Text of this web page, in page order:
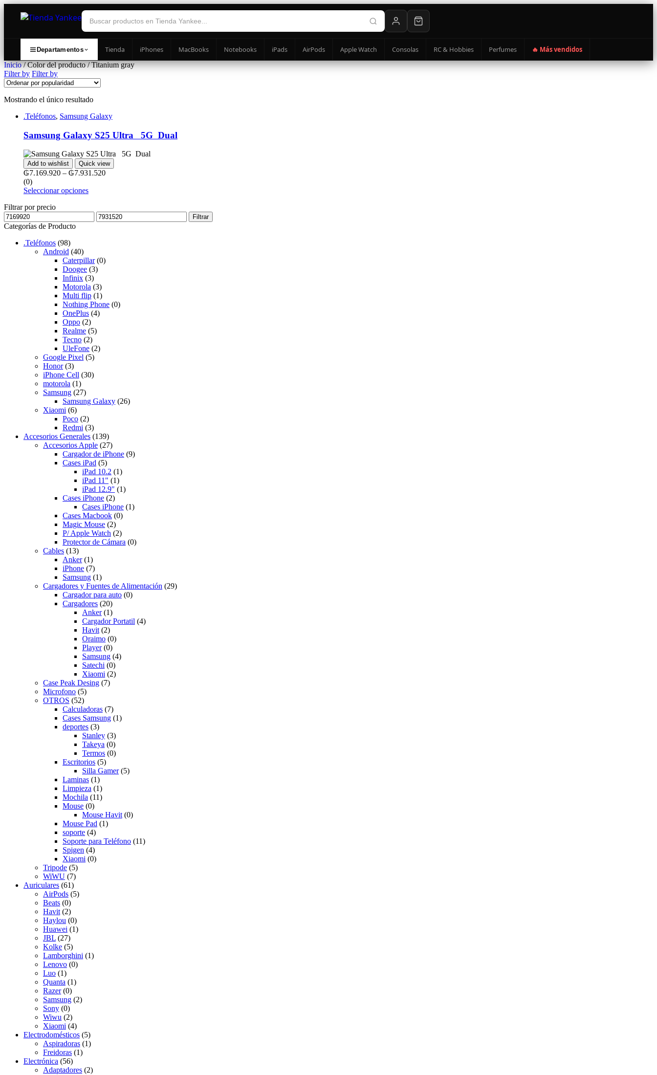
Departamentos Tienda iPhones MacBooks Notebooks iPads AirPods Apple Watch Consolas RC & Hobbies Perfumes 🔥 Más vendidos
Inicio/ Color del producto / Titanium gray
Filter by Filter by
Mostrando el único resultado
.Teléfonos, Samsung Galaxy
Samsung Galaxy S25 Ultra ‎ ‎ 5G ‎ Dual
Add to wishlist Quick view
₲7.169.920 – ₲7.931.520
(0)
Seleccionar opciones
Filtrar por precio
Filtrar
Categorías de Producto
.Teléfonos (98)
Android (40)
Caterpillar (0)
Doogee (3)
Infinix (3)
Motorola (3)
Multi flip (1)
Nothing Phone (0)
OnePlus (4)
Oppo (2)
Realme (5)
Tecno (2)
UleFone (2)
Google Pixel (5)
Honor (3)
iPhone Cell (30)
motorola (1)
Samsung (27)
Samsung Galaxy (26)
Xiaomi (6)
Poco (2)
Redmi (3)
Accesorios Generales (139)
Accesorios Apple (27)
Cargador de iPhone (9)
Cases iPad (5)
iPad 10.2 (1)
iPad 11" (1)
iPad 12.9" (1)
Cases iPhone (2)
Cases iPhone (1)
Cases Macbook (0)
Magic Mouse (2)
P/ Apple Watch (2)
Protector de Cámara (0)
Cables (13)
Anker (1)
iPhone (7)
Samsung (1)
Cargadores y Fuentes de Alimentación (29)
Cargador para auto (0)
Cargadores (20)
Anker (1)
Cargador Portatil (4)
Havit (2)
Oraimo (0)
Player (0)
Samsung (4)
Satechi (0)
Xiaomi (2)
Case Peak Desing (7)
Microfono (5)
OTROS (52)
Calculadoras (7)
Cases Samsung (1)
deportes (3)
Stanley (3)
Takeya (0)
Termos (0)
Escritorios (5)
Silla Gamer (5)
Laminas (1)
Limpieza (1)
Mochila (11)
Mouse (0)
Mouse Havit (0)
Mouse Pad (1)
soporte (4)
Soporte para Teléfono (11)
Spigen (4)
Xiaomi (0)
Tripode (5)
WiWU (7)
Auriculares (61)
AirPods (5)
Beats (0)
Havit (2)
Haylou (0)
Huawei (1)
JBL (27)
Kolke (5)
Lamborghini (1)
Lenovo (0)
Luo (1)
Quanta (1)
Razer (0)
Samsung (2)
Sony (0)
Wiwu (2)
Xiaomi (4)
Electrodomésticos (5)
Aspiradoras (1)
Freidoras (1)
Electrónica (56)
Adaptadores (2)